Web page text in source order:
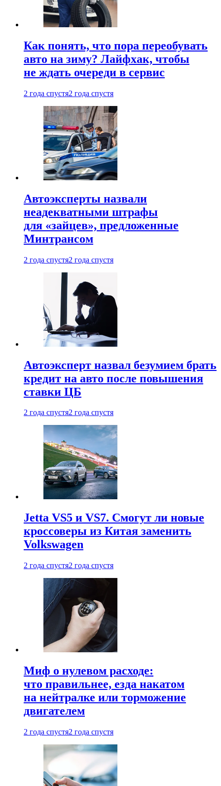
Как понять, что пора переобувать
авто на зиму? Лайфхак, чтобы
не ждать очереди в сервис
2 года спустя2 года спустя
Автоэксперты назвали
неадекватными штрафы
для «зайцев», предложенные
Минтрансом
2 года спустя2 года спустя
Автоэксперт назвал безумием брать
кредит на авто после повышения
ставки ЦБ
2 года спустя2 года спустя
Jetta VS5 и VS7. Смогут ли новые
кроссоверы из Китая заменить
Volkswagen
2 года спустя2 года спустя
Миф о нулевом расходе:
что правильнее, езда накатом
на нейтралке или торможение
двигателем
2 года спустя2 года спустя